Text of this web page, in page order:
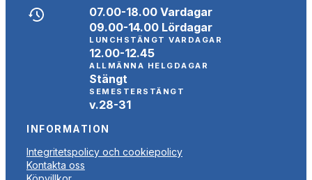
07.00-18.00 Vardagar
09.00-14.00 Lördagar
LUNCHSTÄNGT VARDAGAR
12.00-12.45
ALLMÄNNA HELGDAGAR
Stängt
SEMESTERSTÄNGT
v.28-31
INFORMATION
Integritetspolicy och cookiepolicy
Kontakta oss